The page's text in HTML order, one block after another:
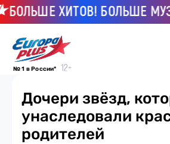
ХИТОВ! БОЛЬШЕ
№ 1 в России*
Дочери звёзд,
унаследовали
родителей